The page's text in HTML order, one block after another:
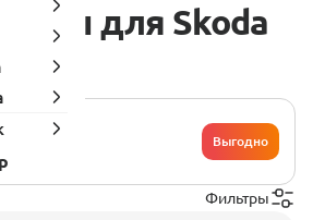
для Skoda
Выгодно
Фильтры